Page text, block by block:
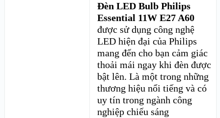
Đèn LED Bulb Philips
Essential 11W E27 A60
được sử dụng công nghệ
LED hiện đại của Philips
mang đến cho bạn cảm giác
thoải mái ngay khi đèn được
bật lên. Là một trong những
thương hiệu nổi tiếng và có
uy tín trong ngành công
nghiệp chiếu sáng